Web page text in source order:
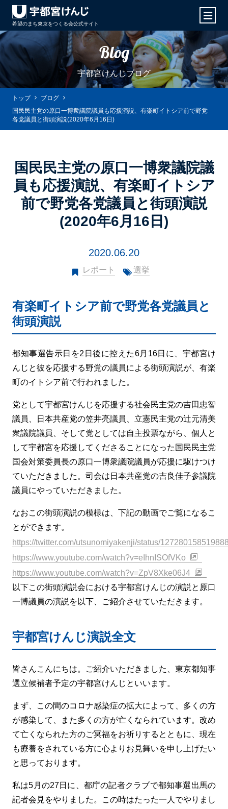
希望のまち東京をつくる会公式サイト
Blog
宇都宮けんじブログ
トップ
ブログ
国民民主党の原口一博衆議院議員も応援演説、有楽町イトシア前で野党
各党議員と街頭演説(2020年6月16日)
国民民主党の原口一博衆議院議
員も応援演説、有楽町イトシア
前で野党各党議員と街頭演説
(2020年6月16日)
2020.06.20
レポート 選挙
有楽町イトシア前で野党各党議員と
街頭演説
都知事選告示日を2日後に控えた6月16日に、宇都宮け
んじと彼を応援する野党の議員による街頭演説が、有楽
町のイトシア前で行われました。
党として宇都宮けんじを応援する社会民主党の吉田忠智
議員、日本共産党の笠井亮議員、立憲民主党の辻元清美
衆議院議員、そして党としては自主投票ながら、個人と
して宇都宮を応援してくださることになった国民民主党
国会対策委員長の原口一博衆議院議員が応援に駆けつけ
ていただきました。司会は日本共産党の吉良佳子参議院
議員にやっていただきました。
なおこの街頭演説の模様は、下記の動画でご覧になるこ
とができます。
https://twitter.com/utsunomiyakenji/status/
https://www.youtube.com/watch?v=eIhnISOfVKo
https://www.youtube.com/watch?v=ZpV8Xke06J4
以下この街頭演説会における宇都宮けんじの演説と原口
一博議員の演説を以下、ご紹介させていただきます。
宇都宮けんじ演説全文
皆さんこんにちは。ご紹介いただきました、東京都知事
選立候補者予定の宇都宮けんじといいます。
まず、この間のコロナ感染症の拡大によって、多くの方
が感染して、また多くの方が亡くなられています。改め
て亡くなられた方のご冥福をお祈りするとともに、現在
も療養をされている方に心よりお見舞いを申し上げたい
と思っております。
私は5月の27日に、都庁の記者クラブで都知事選出馬の
記者会見をやりました。この時はたった一人でやりまし